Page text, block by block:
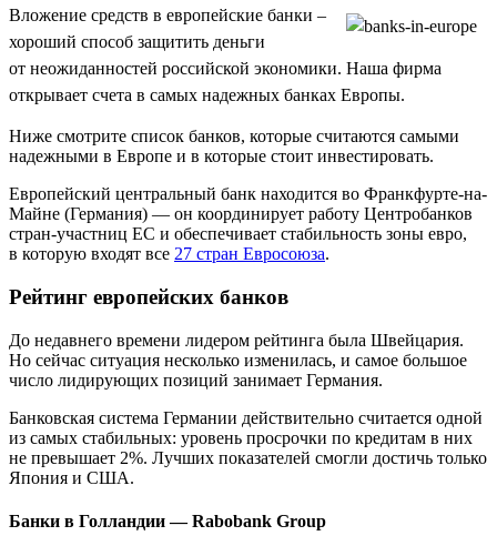
Вложение средств в европейские банки –
хороший способ защитить деньги
от неожиданностей российской экономики. Наша фирма
открывает счета в самых надежных банках Европы.
Ниже смотрите список банков, которые считаются самыми
надежными в Европе и в которые стоит инвестировать.
Европейский центральный банк находится во Франкфурте-на-
Майне (Германия) — он координирует работу Центробанков
стран-участниц ЕС и обеспечивает стабильность зоны евро,
в которую входят все 27 стран Евросоюза.
Рейтинг европейских банков
До недавнего времени лидером рейтинга была Швейцария.
Но сейчас ситуация несколько изменилась, и самое большое
число лидирующих позиций занимает Германия.
Банковская система Германии действительно считается одной
из самых стабильных: уровень просрочки по кредитам в них
не превышает 2%. Лучших показателей смогли достичь только
Япония и США.
Банки в Голландии — Rabobank Group